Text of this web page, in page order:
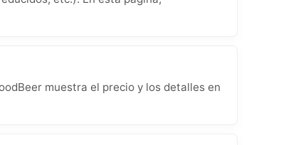
muestra el precio y los detalles en